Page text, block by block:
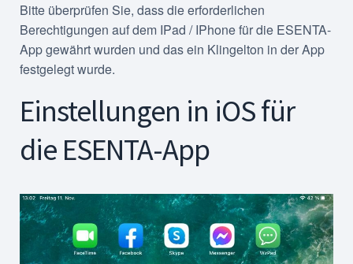
Bitte überprüfen Sie, dass die erforderlichen
Berechtigungen auf dem IPad / IPhone für die ESENTA-
App gewährt wurden und das ein Klingelton in der App
festgelegt wurde.
Einstellungen in iOS für
die ESENTA-App